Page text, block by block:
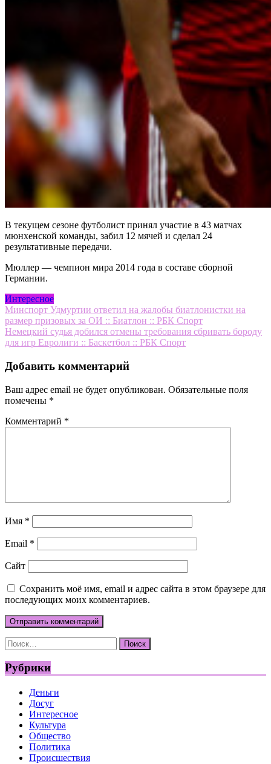
В текущем сезоне футболист принял участие в 43 матчах
мюнхенской команды, забил 12 мячей и сделал 24
результативные передачи.
Мюллер — чемпион мира 2014 года в составе сборной
Германии.
Интересное
Навигация
по
записям
Минспорт Удмуртии ответил на жалобы биатлонистки на
размер призовых за ОИ :: Биатлон :: РБК Спорт
Немецкий судья добился отмены требования cбривать бороду
для игр Евролиги :: Баскетбол :: РБК Спорт
Добавить комментарий
Ваш адрес email не будет опубликован. Обязательные поля
помечены *
Комментарий *
Имя *
Email *
Сайт
Сохранить моё имя, email и адрес сайта в этом браузере для
последующих моих комментариев.
Найти:
Рубрики
Деньги
Досуг
Интересное
Культура
Общество
Политика
Происшествия